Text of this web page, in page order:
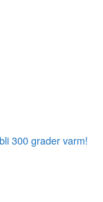
300 grader varm!